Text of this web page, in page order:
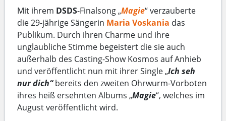
Mit ihrem DSDS-Finalsong „Magie“ verzauberte
die 29-jährige Sängerin Maria Voskania das
Publikum. Durch ihren Charme und ihre
unglaubliche Stimme begeistert die sie auch
außerhalb des Casting-Show Kosmos auf Anhieb
und veröffentlicht nun mit ihrer Single „Ich seh
nur dich“bereits den zweiten Ohrwurm-Vorboten
ihres heiß ersehnten Albums „Magie“, welches im
August veröffentlicht wird.